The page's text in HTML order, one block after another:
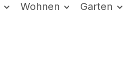
Wohnen Garten